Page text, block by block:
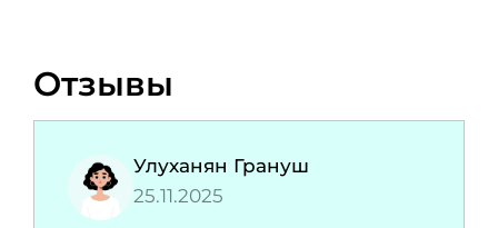
Отзывы
Улуханян Грануш
25.11.2025